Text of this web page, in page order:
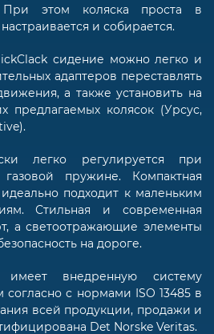
При этом коляска проста в
и собирается.
сидение можно легко и
адаптеров переставлять
а также установить на
предлагаемых колясок (Урсус,
легко регулируется при
пружине. Компактная
подходит к маленьким
Стильная и современная
а светоотражающие элементы
на дороге.
имеет внедренную систему
согласно с нормами ISO 13485 в
всей продукции, продажи и
Det Norske Veritas.